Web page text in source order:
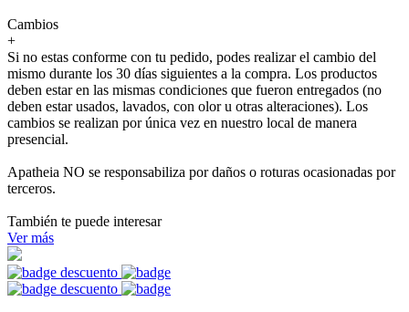
Cambios
+
Si no estas conforme con tu pedido, podes realizar el cambio del
mismo durante los 30 días siguientes a la compra. Los productos
deben estar en las mismas condiciones que fueron entregados (no
deben estar usados, lavados, con olor u otras alteraciones). Los
cambios se realizan por única vez en nuestro local de manera
presencial.
Apatheia NO se responsabiliza por daños o roturas ocasionadas por
terceros.
También te puede interesar
Ver más